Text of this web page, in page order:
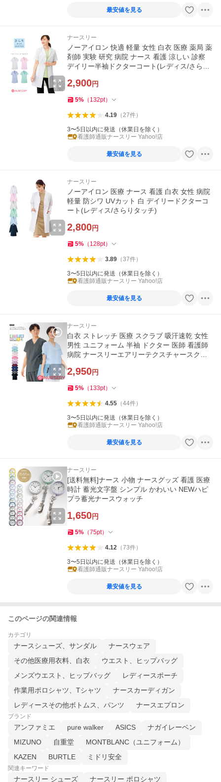
最安値を見る
ナースリー
ノーアイロン 快適 軽量 女性 白衣 医療 薬局 薬
剤師 実験 研究 病院 ナース 看護 涼しい 診察
デイリー半袖ドクターコート(レディス/さらり
2,900円
5% （ 132pt）
4.19（27件）
3〜5日以内に発送（休業日を除く）
看護師通販ナースリー Yahoo!店
最安値を見る
ナースリー
ノーアイロン 医療 ナース 看護 白衣 女性 病院
軽量 防シワ UVカット 白 デイリードクターコ
ート(レディス/さらりタッチ)
2,800円
5% （ 128pt）
3.89（37件）
3〜5日以内に発送（休業日を除く）
看護師通販ナースリー Yahoo!店
最安値を見る
ナースリー
白衣 ストレッチ 医療 スクラブ 吸汗速乾 女性
男性 ユニフォーム 半袖 ドクター 医師 看護師
病院 ナースリーエアリーテクスチャースクラ
2,950円
5% （ 133pt）
4.55（44件）
3〜5日以内に発送（休業日を除く）
看護師通販ナースリー Yahoo!店
最安値を見る
ナースリー
[送料無料]ナース 小物 ナースグッズ 看護 医療
時計 蓄光文字盤 シンプル かわいい NEWハピ
プラ蓄光ナースウォッチ
1,650円
5% （75pt）
4.12（73件）
3〜5日以内に発送（休業日を除く）
看護師通販ナースリー Yahoo!店
最安値を見る
このページの関連情報
カテゴリ
ナースシューズ、サンダル
ナースウェア
その他医療用衣料、白衣
ウエスト、ヒップバッグ
メンズウエスト、ヒップバッグ
レディースポーチ
作業用ポロシャツ、Tシャツ
ナースカーディガン
レディースその他ボトムス、パンツ
ナースエプロン
ブランド
アンファミエ pure walker ASICS
ナガイレーベン
MIZUNO
自重堂
MONTBLANC（ユニフォーム）
KAZEN
BURTLE ミドリ安全
関連キーワード
ナースリー シューズ ナースリー ポロシャツ